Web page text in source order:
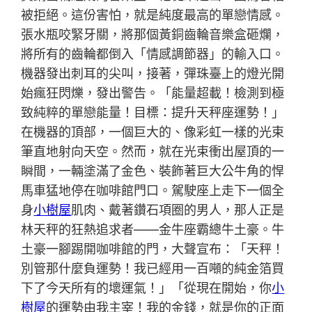
被拒絕。這份害怕，就是純度最高的單戀情感。
張水瓶咬緊牙關，將那個黃銅齒輪音樂盒砸爛，
將所有的齒輪都倒入「情感調節器」的輸入口。
機器發出刺耳的尖叫，接著，彈珠臺上的燈光開
始瘋狂閃爍，發出警告。「能量超載！檢測到極
致純粹的單戀能量！目標：提升天秤座運勢！」
在機器的頂部，一個巨大的、像彩虹一樣的光束
筆直地射向天空。然而，就在光束衝出屋頂的一
瞬間，一輛塗滿了金色、裝飾著巨大公牛角的悍
馬車猛地停在咖啡館門口。駕駛座上走下一個全
身小樹屋肌肉、戴著鑽石項圈的男人，那人正是
林天秤的狂熱追求者——金牛座霸總牛土豪。牛
土豪一腳踢開咖啡館的門，大聲宣布：「天秤！
別管那什麼負運勢！我已經用一百噸的純金箔買
下了今天所有的壞運氣！」「從現在開始，你小
樹屋的運勢由我主宰！我的金錢，就是你的正面